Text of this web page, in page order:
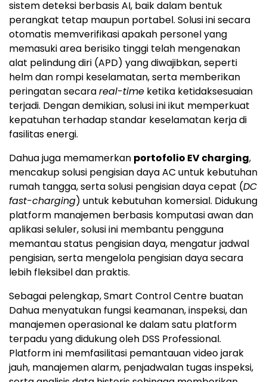
sistem deteksi berbasis AI, baik dalam bentuk
perangkat tetap maupun portabel. Solusi ini secara
otomatis memverifikasi apakah personel yang
memasuki area berisiko tinggi telah mengenakan
alat pelindung diri (APD) yang diwajibkan, seperti
helm dan rompi keselamatan, serta memberikan
peringatan secarareal-time ketika ketidaksesuaian
terjadi. Dengan demikian, solusi ini ikut memperkuat
kepatuhan terhadap standar keselamatan kerja di
fasilitas energi.
Dahua juga memamerkan portofolio EV charging,
mencakup solusi pengisian daya AC untuk kebutuhan
rumah tangga, serta solusi pengisian daya cepat (DC
fast-charging) untuk kebutuhan komersial. Didukung
platform manajemen berbasis komputasi awan dan
aplikasi seluler, solusi ini membantu pengguna
memantau status pengisian daya, mengatur jadwal
pengisian, serta mengelola pengisian daya secara
lebih fleksibel dan praktis.
Sebagai pelengkap, Smart Control Centre buatan
Dahua menyatukan fungsi keamanan, inspeksi, dan
manajemen operasional ke dalam satu platform
terpadu yang didukung oleh DSS Professional.
Platform ini memfasilitasi pemantauan video jarak
jauh, manajemen alarm, penjadwalan tugas inspeksi,